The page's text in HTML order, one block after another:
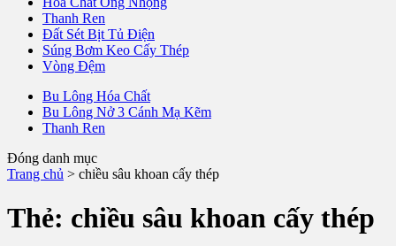
Thanh Ren
Đất Sét Bịt Tủ Điện
Súng Bơm Keo Cấy Thép
Vòng Đệm
Bu Lông Hóa Chất
Bu Lông Nở 3 Cánh Mạ Kẽm
Thanh Ren
Đóng danh mục
Trang chủ > chiều sâu khoan cấy thép
Thẻ: chiều sâu khoan cấy thép